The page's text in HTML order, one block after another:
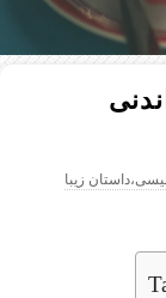
زیبا